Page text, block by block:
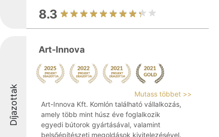
8.3
Díjazottak
Art-Innova
Mutass többet >>
Art-Innova Kft. Komlón található vállalkozás,
amely több mint húsz éve foglalkozik
egyedi bútorok gyártásával, valamint
belsőépítészeti megoldások kivitelezésével.